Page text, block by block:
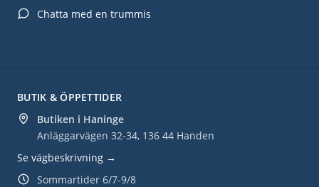
BUTIK & ÖPPETTIDER
Butiken i Haninge
Anläggarvägen 32-34, 136 44 Handen
Se vägbeskrivning →
Sommartider 6/7-9/8
Chatta med en trummis